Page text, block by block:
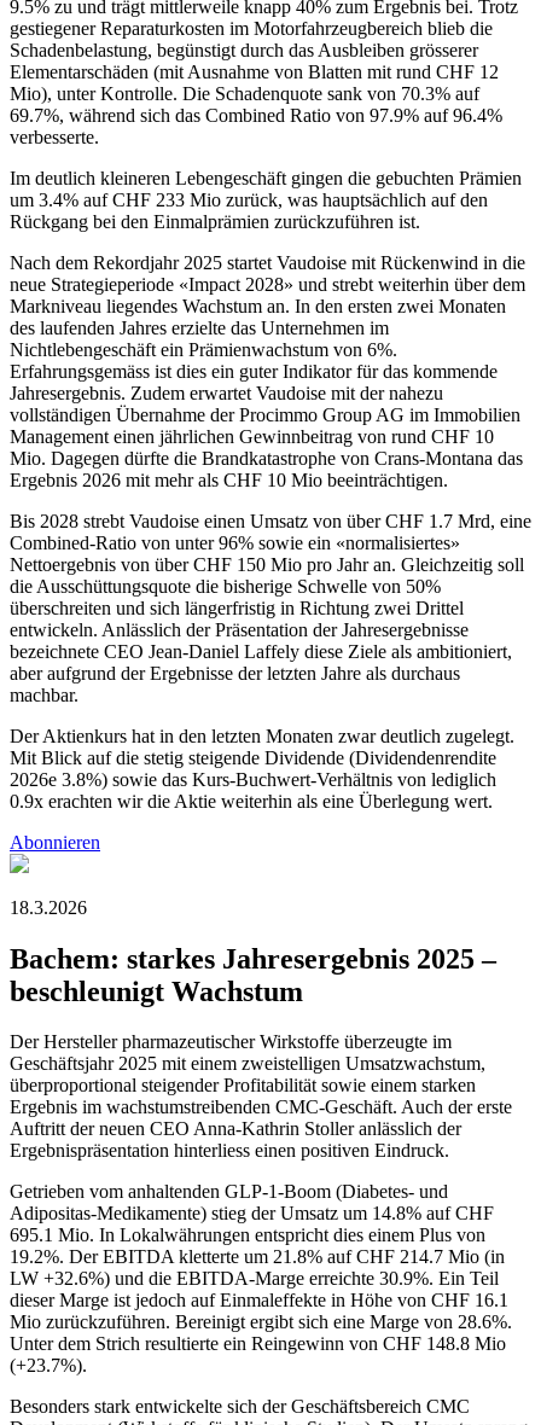
9.5% zu und trägt mittlerweile knapp 40% zum Ergebnis bei. Trotz
gestiegener Reparaturkosten im Motorfahrzeugbereich blieb die
Schadenbelastung, begünstigt durch das Ausbleiben grösserer
Elementarschäden (mit Ausnahme von Blatten mit rund CHF 12
Mio), unter Kontrolle. Die Schadenquote sank von 70.3% auf
69.7%, während sich das Combined Ratio von 97.9% auf 96.4%
verbesserte.
Im deutlich kleineren Lebengeschäft gingen die gebuchten Prämien
um 3.4% auf CHF 233 Mio zurück, was hauptsächlich auf den
Rückgang bei den Einmalprämien zurückzuführen ist.
Nach dem Rekordjahr 2025 startet Vaudoise mit Rückenwind in die
neue Strategieperiode «Impact 2028» und strebt weiterhin über dem
Markniveau liegendes Wachstum an. In den ersten zwei Monaten
des laufenden Jahres erzielte das Unternehmen im
Nichtlebengeschäft ein Prämienwachstum von 6%.
Erfahrungsgemäss ist dies ein guter Indikator für das kommende
Jahresergebnis. Zudem erwartet Vaudoise mit der nahezu
vollständigen Übernahme der Procimmo Group AG im Immobilien
Management einen jährlichen Gewinnbeitrag von rund CHF 10
Mio. Dagegen dürfte die Brandkatastrophe von Crans-Montana das
Ergebnis 2026 mit mehr als CHF 10 Mio beeinträchtigen.
Bis 2028 strebt Vaudoise einen Umsatz von über CHF 1.7 Mrd, eine
Combined-Ratio von unter 96% sowie ein «normalisiertes»
Nettoergebnis von über CHF 150 Mio pro Jahr an. Gleichzeitig soll
die Ausschüttungsquote die bisherige Schwelle von 50%
überschreiten und sich längerfristig in Richtung zwei Drittel
entwickeln. Anlässlich der Präsentation der Jahresergebnisse
bezeichnete CEO Jean-Daniel Laffely diese Ziele als ambitioniert,
aber aufgrund der Ergebnisse der letzten Jahre als durchaus
machbar.
Der Aktienkurs hat in den letzten Monaten zwar deutlich zugelegt.
Mit Blick auf die stetig steigende Dividende (Dividendenrendite
2026e 3.8%) sowie das Kurs-Buchwert-Verhältnis von lediglich
0.9x erachten wir die Aktie weiterhin als eine Überlegung wert.
Abonnieren
18.3.2026
Bachem: starkes Jahresergebnis 2025 –
beschleunigt Wachstum
Der Hersteller pharmazeutischer Wirkstoffe überzeugte im
Geschäftsjahr 2025 mit einem zweistelligen Umsatzwachstum,
überproportional steigender Profitabilität sowie einem starken
Ergebnis im wachstumstreibenden CMC-Geschäft. Auch der erste
Auftritt der neuen CEO Anna-Kathrin Stoller anlässlich der
Ergebnispräsentation hinterliess einen positiven Eindruck.
Getrieben vom anhaltenden GLP-1-Boom (Diabetes- und
Adipositas-Medikamente) stieg der Umsatz um 14.8% auf CHF
695.1 Mio. In Lokalwährungen entspricht dies einem Plus von
19.2%. Der EBITDA kletterte um 21.8% auf CHF 214.7 Mio (in
LW +32.6%) und die EBITDA-Marge erreichte 30.9%. Ein Teil
dieser Marge ist jedoch auf Einmaleffekte in Höhe von CHF 16.1
Mio zurückzuführen. Bereinigt ergibt sich eine Marge von 28.6%.
Unter dem Strich resultierte ein Reingewinn von CHF 148.8 Mio
(+23.7%).
Besonders stark entwickelte sich der Geschäftsbereich CMC